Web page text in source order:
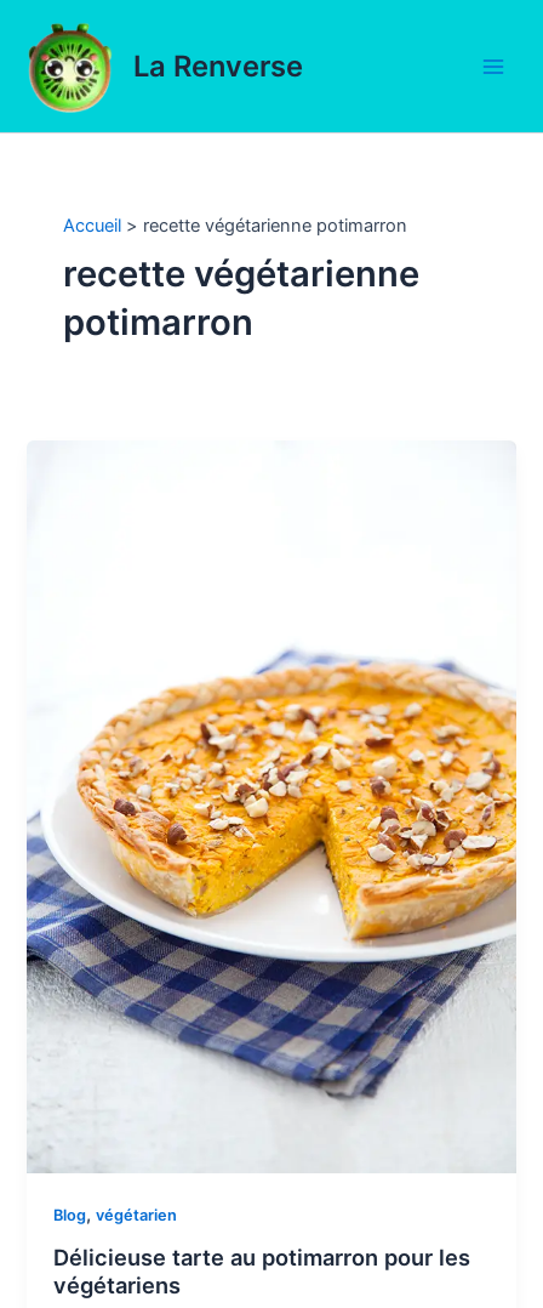
contenu
La Renverse
Accueil recette végétarienne potimarron
recette végétarienne
potimarron
Blog,végétarien
Délicieuse tarte au potimarron pour les
végétariens